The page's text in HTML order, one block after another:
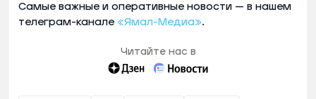
Самые важные и оперативные новости — в нашем
телеграм-канале «Ямал-Медиа».
Читайте нас в